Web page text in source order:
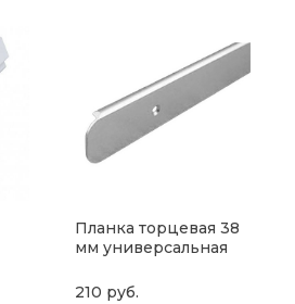
Планка торцевая 38
мм универсальная
210 руб.